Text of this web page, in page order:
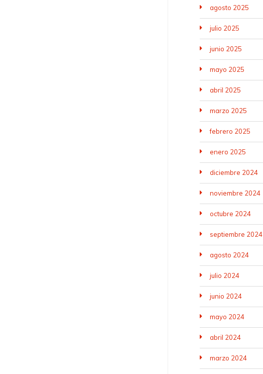
agosto 2025
julio 2025
junio 2025
mayo 2025
abril 2025
marzo 2025
febrero 2025
enero 2025
diciembre 2024
noviembre 2024
octubre 2024
septiembre 2024
agosto 2024
julio 2024
junio 2024
mayo 2024
abril 2024
marzo 2024